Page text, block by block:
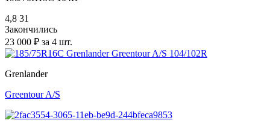
4,8 31
Закончились
23 000 ₽ за 4 шт.
Grenlander
Greentour A/S